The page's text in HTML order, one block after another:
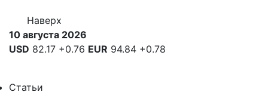
Наверх
10 августа 2026
USD 82.17 +0.76 EUR 94.84 +0.78
Статьи